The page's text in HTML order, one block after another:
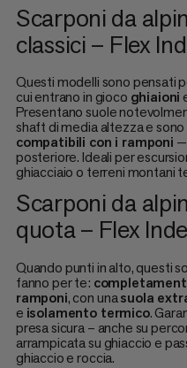
Scarponi da
classici – Flex
Questi modelli sono pensati
cui entrano in gioco ghiaioni
Presentano suole
shaft di media altezza e sono
compatibili con i ramponi
posteriore. Ideali per
ghiacciaio o terreni montani
Scarponi da
quota – Flex
Quando punti in alto, questi
fanno per te:
ramponi, con unasuola
e isolamento termico.
presa sicura – anche su
arrampicata su ghiaccio e
ghiaccio e roccia.